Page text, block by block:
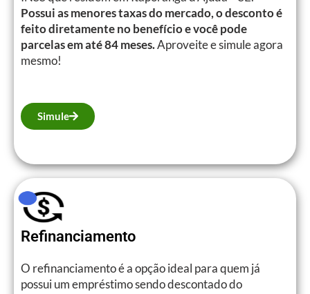
Possui as menores taxas do mercado, o desconto é
feito diretamente no benefício e você pode
parcelas em até 84 meses.Aproveite e simule agora
mesmo!
Simule
Refinanciamento
O refinanciamento é a opção ideal para quem já
possui um empréstimo sendo descontado do